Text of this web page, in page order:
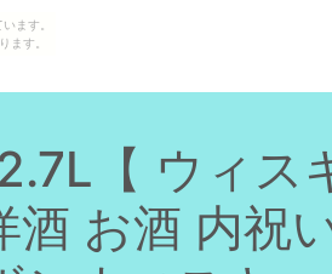
ます。
ます。
【 ウィス
お酒 内祝